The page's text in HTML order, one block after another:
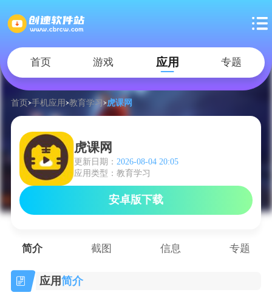
首页 游戏 应用 专题
首页 手机应用 教育学习 虎课网
虎课网
更新日期： 2026-08-04 20:05
应用类型：教育学习
安卓版下载
简介 截图 信息 专题
应用简介